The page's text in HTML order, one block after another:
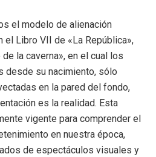
el modelo de alienación
el Libro VII de «La República»,
la caverna», en el cual los
desde su nacimiento, sólo
en la pared del fondo,
es la realidad. Esta
vigente para comprender el
en nuestra época,
de espectáculos visuales y